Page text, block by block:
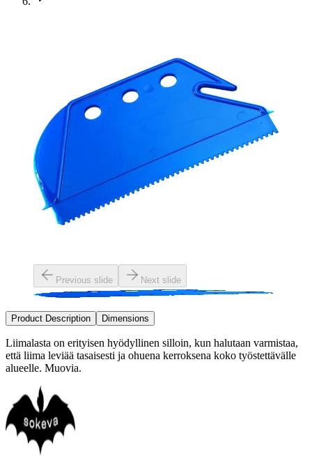
Previous slide Next slide
Product Description Dimensions
Liimalasta on erityisen hyödyllinen silloin, kun halutaan varmistaa,
että liima leviää tasaisesti ja ohuena kerroksena koko työstettävälle
alueelle. Muovia.